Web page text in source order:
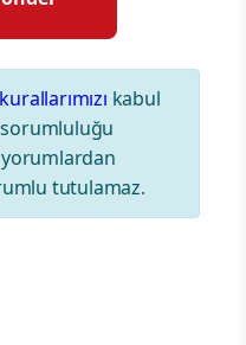
kabul
yorumlardan
tutulamaz.